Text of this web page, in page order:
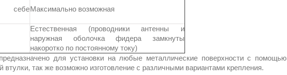
себеМаксимально возможная
Естественная (проводники антенны и
наружная оболочка фидера замкнуты
накоротко по постоянному току)
для установки на любые металлические поверхности с помощью
втулки, так же возможно изготовление с различными вариантами крепления.